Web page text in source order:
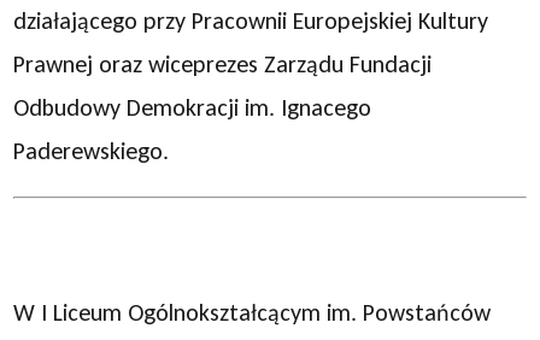
działającego przy Pracownii Europejskiej Kultury
Prawnej oraz wiceprezes Zarządu Fundacji
Odbudowy Demokracji im. Ignacego
Paderewskiego.
W I Liceum Ogólnokształcącym im. Powstańców